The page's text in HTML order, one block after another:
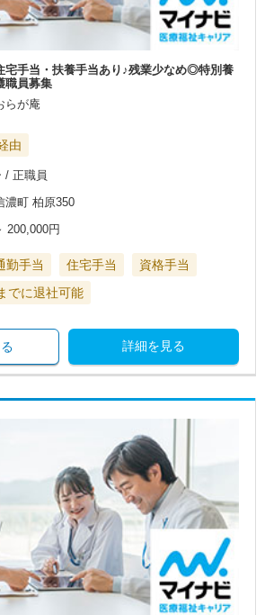
宅手当・扶養手当あり♪残業少なめ◎特別養
職員募集
らが庵
由
/ 正職員
濃町 柏原350
200,000円
勤手当 住宅手当
資格手当
でに退社可能
詳細を見る